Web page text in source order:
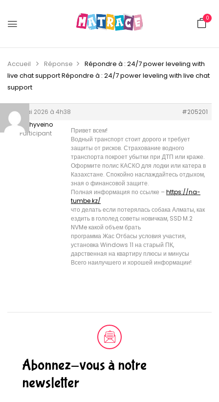
0
Accueil Réponse
Répondre à : 24/7 power leveling with
live chat supportRépondre à : 24/7 power leveling with live chat
support
26 mai 2026 à 4h38
#205201
Timothyveino
Participant
Привет всем!
Водный транспорт стоит дорого и требует
защиты от рисков. Страхование водного
транспорта покроет убытки при ДТП или краже.
Оформите полис КАСКО для лодки или катера в
Казахстане. Спокойно наслаждайтесь отдыхом,
зная о финансовой защите.
Полная информация по ссылке –https://na-
tumbe.kz/
что делать если потерялась собака Алматы, как
ездить в гололед советы новичкам, SSD M.2
NVMe какой объем брать
программа Жас Отбасы условия участия,
установка Windows 11 на старый ПК,
дарственная на квартиру плюсы и минусы
Всего наилучшего и хорошей информации!
Abonnez-vous à notre
newsletter